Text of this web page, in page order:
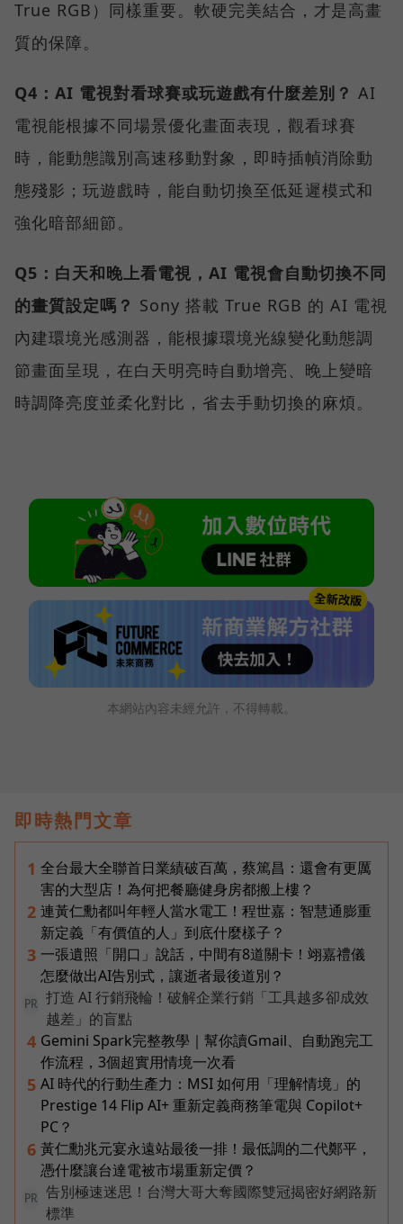
True RGB）同樣重要。軟硬完美結合，才是高畫
質的保障。
Q4：AI 電視對看球賽或玩遊戲有什麼差別？ AI
電視能根據不同場景優化畫面表現，觀看球賽
時，能動態識別高速移動對象，即時插幀消除動
態殘影；玩遊戲時，能自動切換至低延遲模式和
強化暗部細節。
Q5：白天和晚上看電視，AI 電視會自動切換不同
的畫質設定嗎？ Sony 搭載 True RGB 的 AI 電視
內建環境光感測器，能根據環境光線變化動態調
節畫面呈現，在白天明亮時自動增亮、晚上變暗
時調降亮度並柔化對比，省去手動切換的麻煩。
本網站內容未經允許，不得轉載。
即時熱門文章
1 全台最大全聯首日業績破百萬，蔡篤昌：還會有更厲
害的大型店！為何把餐廳健身房都搬上樓？
2 連黃仁勳都叫年輕人當水電工！程世嘉：智慧通膨重
新定義「有價值的人」到底什麼樣子？
3 一張遺照「開口」說話，中間有8道關卡！翊嘉禮儀
怎麼做出AI告別式，讓逝者最後道別？
PR
打造 AI 行銷飛輪！破解企業行銷「工具越多卻成效
越差」的盲點
4 Gemini Spark完整教學｜幫你讀Gmail、自動跑完工
作流程，3個超實用情境一次看
5 AI 時代的行動生產力：MSI 如何用「理解情境」的
Prestige 14 Flip AI+ 重新定義商務筆電與 Copilot+
PC？
6 黃仁勳兆元宴永遠站最後一排！最低調的二代鄭平，
憑什麼讓台達電被市場重新定價？
PR
告別極速迷思！台灣大哥大奪國際雙冠揭密好網路新
標準